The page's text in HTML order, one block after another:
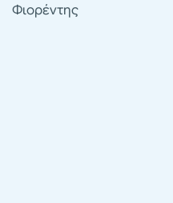
Φιορέντης